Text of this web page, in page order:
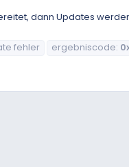
dann Updates
fehler ergebniscode: